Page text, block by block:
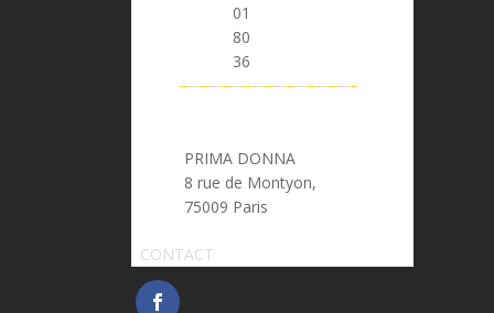
01
80
36
PRIMA DONNA
8 rue de Montyon,
75009 Paris
CONTACT